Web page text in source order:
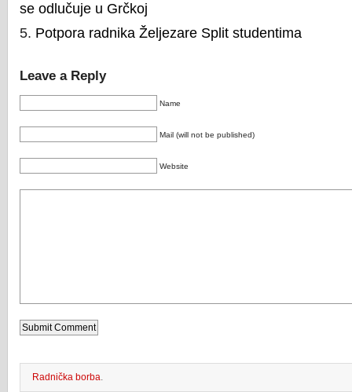
se odlučuje u Grčkoj
Potpora radnika Željezare Split studentima
Leave a Reply
Name
Mail (will not be published)
Website
Radnička borba.